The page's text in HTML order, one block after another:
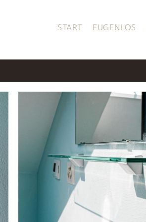
START FUGENLOS